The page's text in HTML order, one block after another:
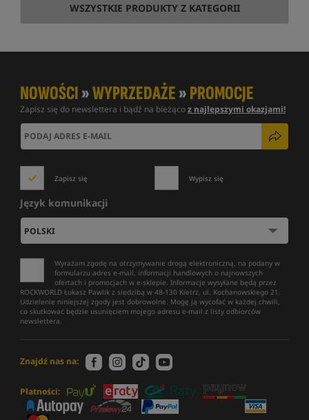
WSZYSTKIE PRODUKTY Z KATEGORII
NOWOŚCI»WYPRZEDAŻE»PROMOCJE
Zapisz się do newslettera i bądź na bieżącoz najlepszymi okazjami!
Zapisz się Wypisz się
Język komunikacji
Wyrażam zgodę na otrzymywanie drogą elektroniczną, na podany w
formularzu adres e-mail, informacji handlowych o najnowszych
ofertach i promocjach w e-sklepie. Informacje wysyłane będą przez
ROCKWORLD Łukasz Pawlik z siedzibą w 48-130 Kietrz, ul. Kochanowskiego 21.
Udzielenie niniejszej zgody jest dobrowolne. Mogę ją wycofać w każdej chwili,
co skutkować będzie usunięciem mojego adresu e-mail z listy odbiorców
newslettera.
Znajdź nas na:
Płatności: